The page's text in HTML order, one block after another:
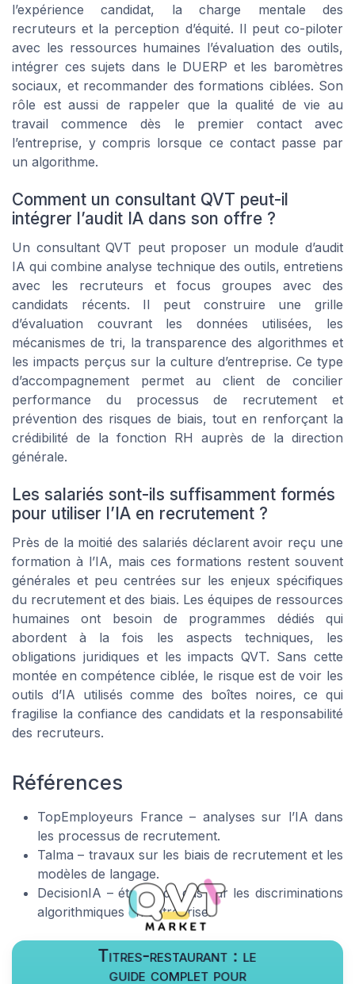
l’expérience candidat, la charge mentale des
recruteurs et la perception d’équité. Il peut co-piloter
avec les ressources humaines l’évaluation des outils,
intégrer ces sujets dans le DUERP et les baromètres
sociaux, et recommander des formations ciblées. Son
rôle est aussi de rappeler que la qualité de vie au
travail commence dès le premier contact avec
l’entreprise, y compris lorsque ce contact passe par
un algorithme.
Comment un consultant QVT peut-il
intégrer l’audit IA dans son offre ?
Un consultant QVT peut proposer un module d’audit
IA qui combine analyse technique des outils, entretiens
avec les recruteurs et focus groupes avec des
candidats récents. Il peut construire une grille
d’évaluation couvrant les données utilisées, les
mécanismes de tri, la transparence des algorithmes et
les impacts perçus sur la culture d’entreprise. Ce type
d’accompagnement permet au client de concilier
performance du processus de recrutement et
prévention des risques de biais, tout en renforçant la
crédibilité de la fonction RH auprès de la direction
générale.
Les salariés sont-ils suffisamment formés
pour utiliser l’IA en recrutement ?
Près de la moitié des salariés déclarent avoir reçu une
formation à l’IA, mais ces formations restent souvent
générales et peu centrées sur les enjeux spécifiques
du recrutement et des biais. Les équipes de ressources
humaines ont besoin de programmes dédiés qui
abordent à la fois les aspects techniques, les
obligations juridiques et les impacts QVT. Sans cette
montée en compétence ciblée, le risque est de voir les
outils d’IA utilisés comme des boîtes noires, ce qui
fragilise la confiance des candidats et la responsabilité
des recruteurs.
Références
TopEmployeurs France – analyses sur l’IA dans
les processus de recrutement.
Talma – travaux sur les biais de recrutement et les
modèles de langage.
DecisionIA – études de cas sur les discriminations
algorithmiques en entreprise.
Titres-restaurant : le
guide complet pour